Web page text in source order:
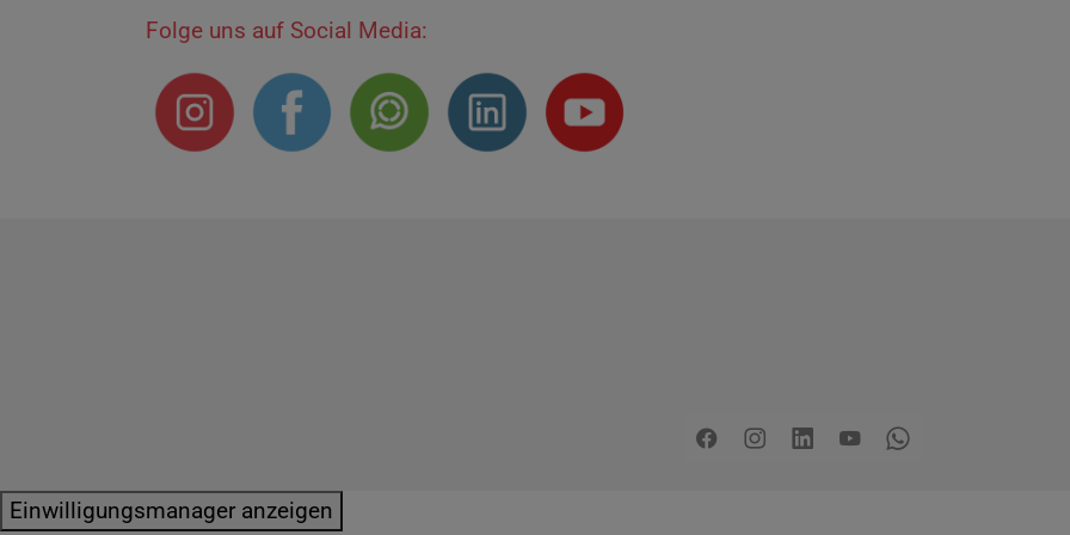
Folge uns auf Social Media:
Facebook
Instagram
LinkedIn
YouTubeWhatsapp
Einwilligungsmanager anzeigen